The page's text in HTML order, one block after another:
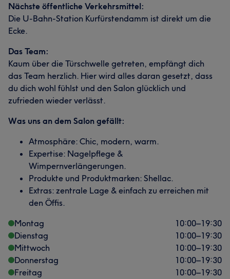
Nächste öffentliche Verkehrsmittel:
Die U-Bahn-Station Kurfürstendamm ist direkt um die
Ecke.
Das Team:
Kaum über die Türschwelle getreten, empfängt dich
das Team herzlich. Hier wird alles daran gesetzt, dass
du dich wohl fühlst und den Salon glücklich und
zufrieden wieder verlässt.
Was uns an dem Salon gefällt:
Atmosphäre: Chic, modern, warm.
Expertise: Nagelpflege &
Wimpernverlängerungen.
Produkte und Produktmarken: Shellac.
Extras: zentrale Lage & einfach zu erreichen mit
den Öffis.
Montag
10:00–19:30
Dienstag
10:00–19:30
Mittwoch
10:00–19:30
Donnerstag
10:00–19:30
Freitag
10:00–19:30